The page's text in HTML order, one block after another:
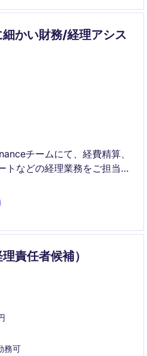
細かい財務/経理アシス
チームにて、経費精算、
トなどの経理業務をご担当い
したポジションです。
責任者候補）
務可